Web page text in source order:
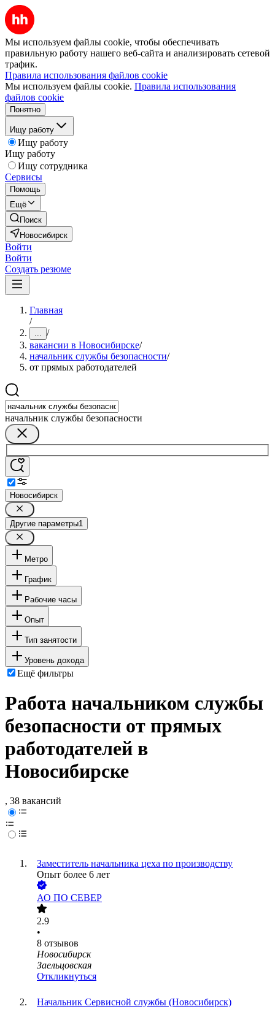
Мы используем файлы cookie, чтобы обеспечивать
правильную работу нашего веб-сайта и анализировать сетевой
трафик.
Правила использования файлов cookie
Мы используем файлы cookie. Правила использования
файлов cookie
Понятно
Ищу работу
Ищу работу
Ищу работу
Ищу сотрудника
Сервисы
Помощь
Ещё
Поиск
Новосибирск
Войти
Войти
Создать резюме
Главная
/
... /
вакансии в Новосибирске/
начальник службы безопасности/
от прямых работодателей
начальник службы безопасности
Новосибирск
Другие параметры1
Метро
График
Рабочие часы
Опыт
Тип занятости
Уровень дохода
Ещё фильтры
Работа начальником службы
безопасности от прямых
работодателей в
Новосибирске
, 38 вакансий
Заместитель начальника цеха по производству
Опыт более 6 лет
АО ПО СЕВЕР
2.9
•
8 отзывов
Новосибирск
Заельцовская
Откликнуться
Начальник Сервисной службы (Новосибирск)